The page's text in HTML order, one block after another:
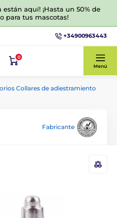
aquí! ¡Hasta un 50% de
para tus mascotas!
+34900963443
0
Menú
Collares de adiestramiento
Fabricante